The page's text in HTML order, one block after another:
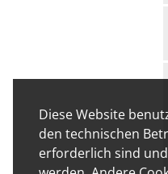
Diese Website
den technischen
erforderlich sind